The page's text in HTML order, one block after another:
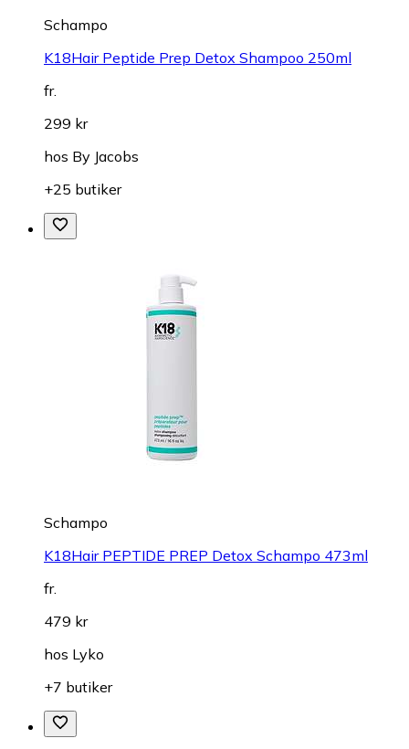
Schampo
K18Hair Peptide Prep Detox Shampoo 250ml
fr.
299 kr
hos By Jacobs
+25 butiker
Schampo
K18Hair PEPTIDE PREP Detox Schampo 473ml
fr.
479 kr
hos Lyko
+7 butiker